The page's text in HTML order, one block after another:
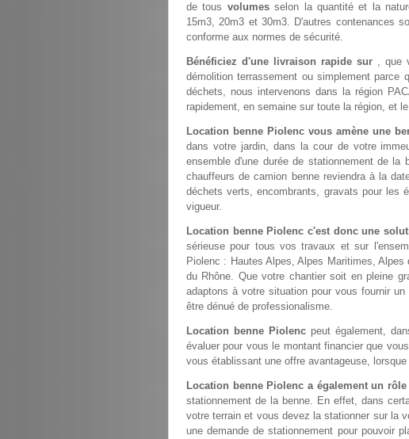
de tous volumesselon la quantité et la
15m3, 20m3 et 30m3. D'autres contenances
conforme aux normes de sécurité.
Bénéficiez d'une livraison rapide sur , que
démolition terrassement ou simplement parce
déchets, nous intervenons dans la région
rapidement, en semaine sur toute la région, et le
Location benne Piolenc vous amène une
dans votre jardin, dans la cour de votre
ensemble d'une durée de stationnement de
chauffeurs de camion benne reviendra à la
déchets verts, encombrants, gravats pour les
vigueur.
Location benne Piolenc c'est donc une
sérieuse pour tous vos travaux et sur
Piolenc : Hautes Alpes, Alpes Maritimes,
du Rhône. Que votre chantier soit en pleine
adaptons à votre situation pour vous fournir
être dénué de professionalisme.
Location benne Piolencpeut également,
évaluer pour vous le montant financier que
vous établissant une offre avantageuse,
Location benne Piolenc a également un rôle
stationnement de la benne. En effet, dans
votre terrain et vous devez la stationner sur la
une demande de stationnement pour pouvoir